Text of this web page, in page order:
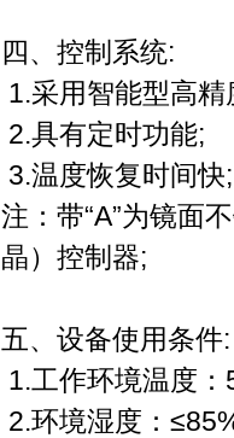
四、控制系统:
1.采用智能型高
2.具有定时功能;
3.温度恢复时间快;
注：带“A”为镜面
晶）控制器;
五、设备使用条件:
1.工作环境温度
2.环境湿度：